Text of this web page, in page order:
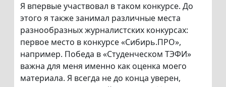
Я впервые участвовал в таком конкурсе. До
этого я также занимал различные места
разнообразных журналистских конкурсах:
первое место в конкурсе «Сибирь.ПРО»,
например. Победа в «Студенческом ТЭФИ»
важна для меня именно как оценка моего
материала. Я всегда не до конца уверен,